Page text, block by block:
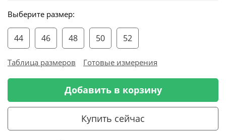
Выберите размер:
44 46 48 50 52
Таблица размеров Готовые измерения
Добавить в корзину
Купить сейчас